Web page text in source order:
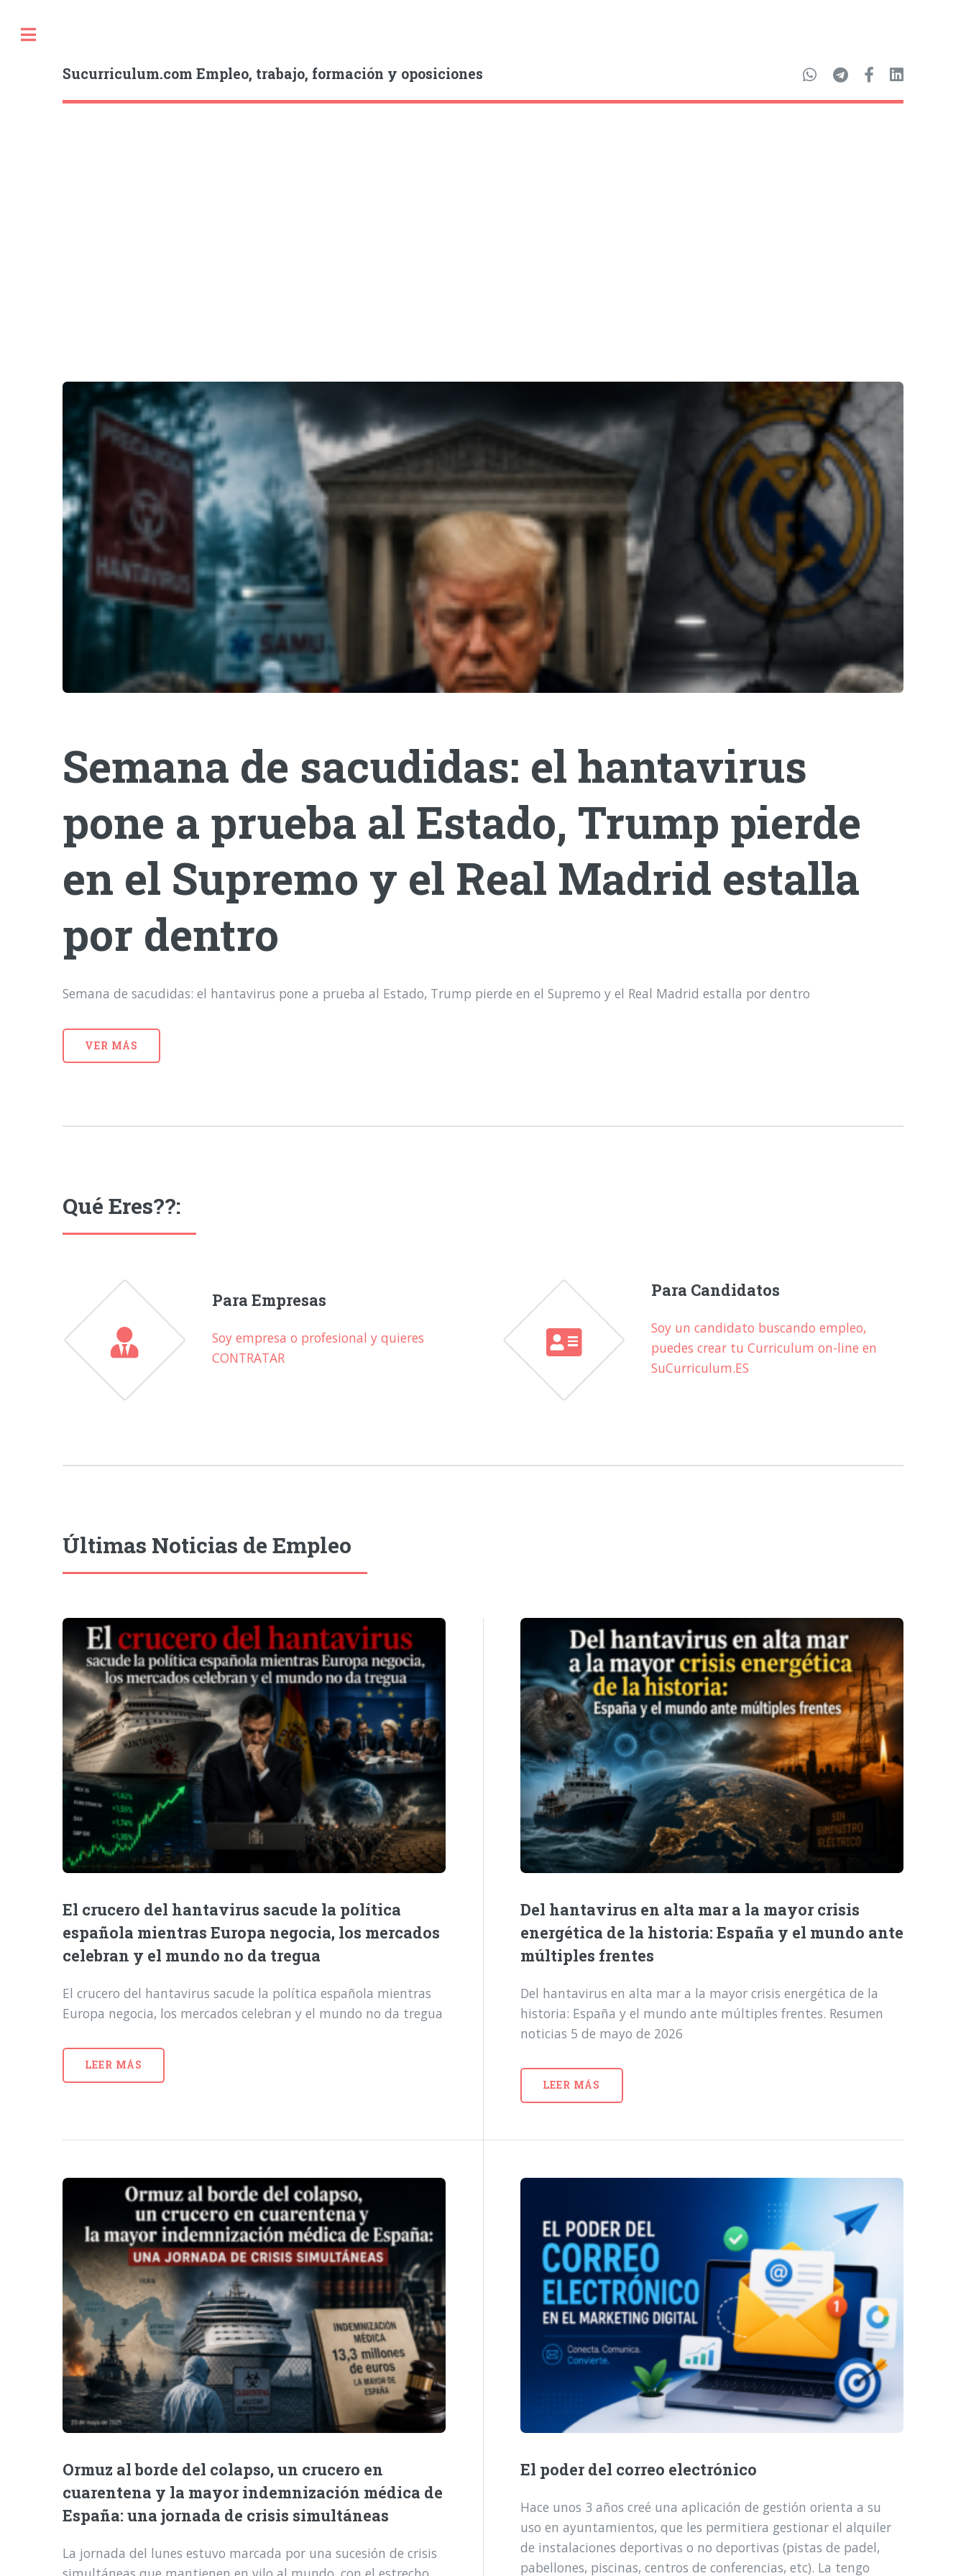
Sucurriculum.com Empleo, trabajo, formación y oposiciones
Semana de sacudidas: el hantavirus
pone a prueba al Estado, Trump pierde
en el Supremo y el Real Madrid estalla
por dentro
Semana de sacudidas: el hantavirus pone a prueba al Estado, Trump pierde en el Supremo y el Real Madrid estalla por dentro
VER MÁS
Qué Eres??:
Para Empresas
Soy empresa o profesional y quieres
CONTRATAR
Para Candidatos
Soy un candidato buscando empleo,
puedes crear tu Curriculum on-line en
SuCurriculum.ES
Últimas Noticias de Empleo
El crucero del hantavirus sacude la política
española mientras Europa negocia, los mercados
celebran y el mundo no da tregua
El crucero del hantavirus sacude la política española mientras
Europa negocia, los mercados celebran y el mundo no da tregua
LEER MÁS
Del hantavirus en alta mar a la mayor crisis
energética de la historia: España y el mundo ante
múltiples frentes
Del hantavirus en alta mar a la mayor crisis energética de la
historia: España y el mundo ante múltiples frentes. Resumen
noticias 5 de mayo de 2026
LEER MÁS
Ormuz al borde del colapso, un crucero en
cuarentena y la mayor indemnización médica de
España: una jornada de crisis simultáneas
La jornada del lunes estuvo marcada por una sucesión de crisis
El poder del correo electrónico
Hace unos 3 años creé una aplicación de gestión orienta a su
uso en ayuntamientos, que les permitiera gestionar el alquiler
de instalaciones deportivas o no deportivas (pistas de padel,
pabellones, piscinas, centros de conferencias, etc). La tengo